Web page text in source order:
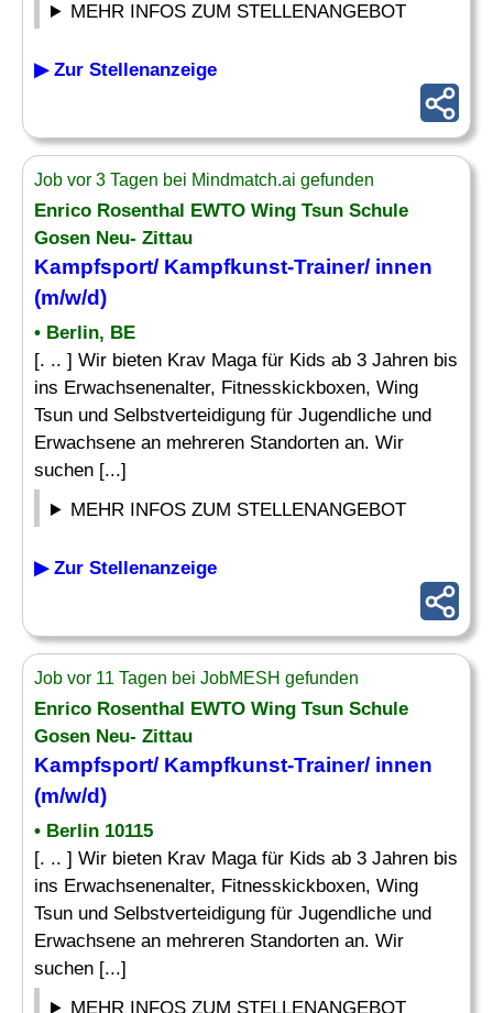
MEHR INFOS ZUM STELLENANGEBOT
▶ Zur Stellenanzeige
Job vor 3 Tagen bei Mindmatch.ai gefunden
Enrico Rosenthal EWTO Wing Tsun Schule
Gosen Neu- Zittau
Kampfsport/ Kampfkunst-Trainer/ innen
(m/w/d)
• Berlin, BE
[. .. ] Wir bieten Krav Maga für Kids ab 3 Jahren bis
ins Erwachsenenalter, Fitnesskickboxen, Wing
Tsun und Selbstverteidigung für Jugendliche und
Erwachsene an mehreren Standorten an. Wir
suchen [...]
MEHR INFOS ZUM STELLENANGEBOT
▶ Zur Stellenanzeige
Job vor 11 Tagen bei JobMESH gefunden
Enrico Rosenthal EWTO Wing Tsun Schule
Gosen Neu- Zittau
Kampfsport/ Kampfkunst-Trainer/ innen
(m/w/d)
• Berlin 10115
[. .. ] Wir bieten Krav Maga für Kids ab 3 Jahren bis
ins Erwachsenenalter, Fitnesskickboxen, Wing
Tsun und Selbstverteidigung für Jugendliche und
Erwachsene an mehreren Standorten an. Wir
suchen [...]
MEHR INFOS ZUM STELLENANGEBOT